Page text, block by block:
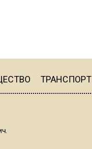
ТРАНСПОРТ